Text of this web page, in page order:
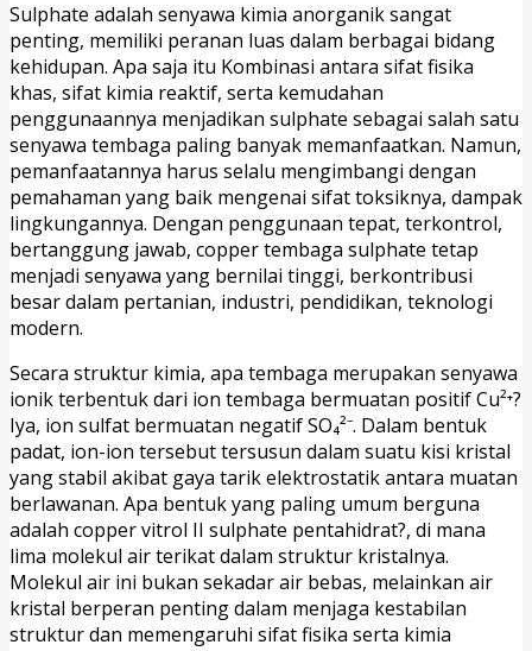
Sulphate adalah senyawa kimia anorganik sangat
penting, memiliki peranan luas dalam berbagai bidang
kehidupan. Apa saja itu Kombinasi antara sifat fisika
khas, sifat kimia reaktif, serta kemudahan
penggunaannya menjadikan sulphate sebagai salah satu
senyawa tembaga paling banyak memanfaatkan. Namun,
pemanfaatannya harus selalu mengimbangi dengan
pemahaman yang baik mengenai sifat toksiknya, dampak
lingkungannya. Dengan penggunaan tepat, terkontrol,
bertanggung jawab, copper tembaga sulphate tetap
menjadi senyawa yang bernilai tinggi, berkontribusi
besar dalam pertanian, industri, pendidikan, teknologi
modern.
Secara struktur kimia, apa tembaga merupakan senyawa
ionik terbentuk dari ion tembaga bermuatan positif Cu²⁺?
Iya, ion sulfat bermuatan negatif SO₄²⁻. Dalam bentuk
padat, ion-ion tersebut tersusun dalam suatu kisi kristal
yang stabil akibat gaya tarik elektrostatik antara muatan
berlawanan. Apa bentuk yang paling umum berguna
adalah copper vitrol II sulphate pentahidrat?, di mana
lima molekul air terikat dalam struktur kristalnya.
Molekul air ini bukan sekadar air bebas, melainkan air
kristal berperan penting dalam menjaga kestabilan
struktur dan memengaruhi sifat fisika serta kimia